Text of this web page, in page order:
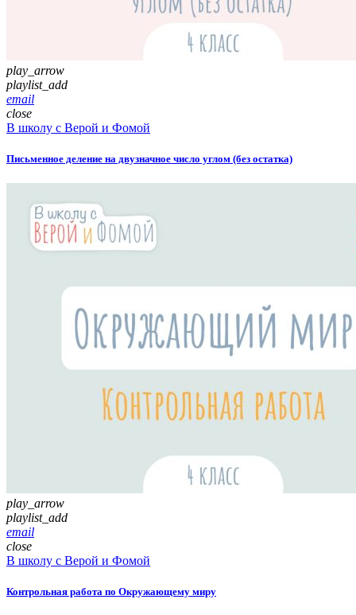
play_arrow
playlist_add
email
close
В школу с Верой и Фомой
Письменное деление на двузначное число углом (без остатка)
play_arrow
playlist_add
email
close
В школу с Верой и Фомой
Контрольная работа по Окружающему миру